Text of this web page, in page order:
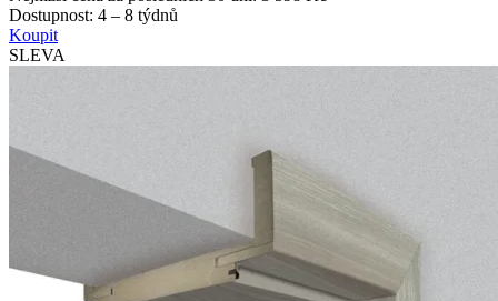
Dostupnost: 4 – 8 týdnů
Koupit
SLEVA